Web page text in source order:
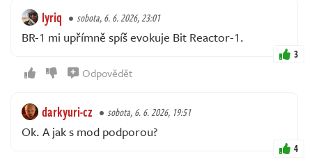
lyriq sobota, 6. 6. 2026, 23:01
BR-1 mi upřímně spíš evokuje Bit Reactor-1.
3
Odpovědět
darkyuri-cz sobota, 6. 6. 2026, 19:51
Ok. A jak s mod podporou?
4